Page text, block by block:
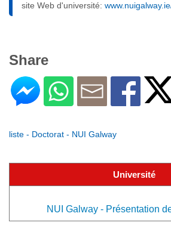
site Web d'université:
Share
liste - Doctorat - NUI Galway
Université
NUI Galway - Présentation